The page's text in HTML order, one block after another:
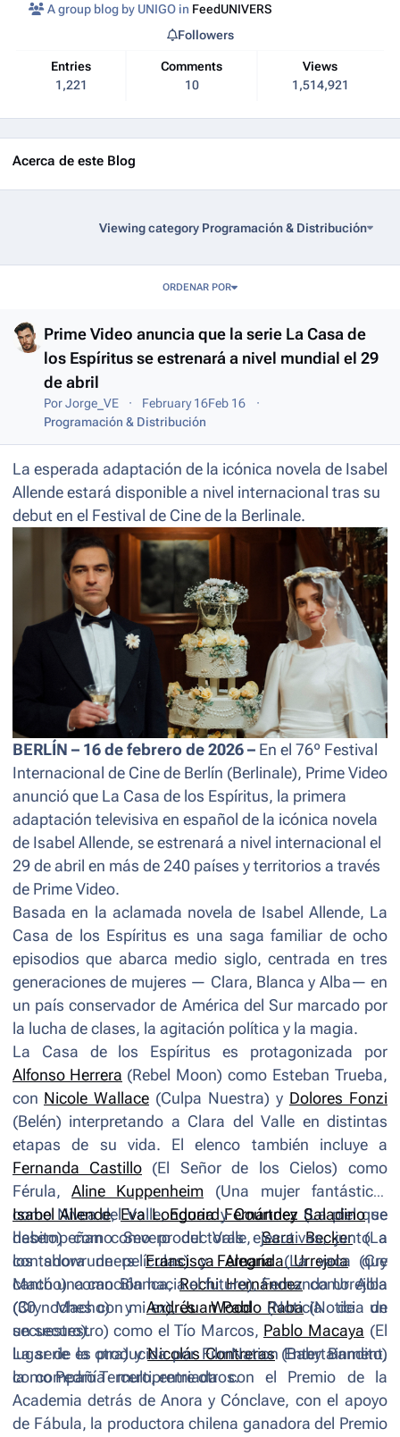
A group blog by UNIGO in FeedUNIVERS
Entries
1,221
Comments
10
Views
1,514,921
Followers
Acerca de este Blog
Viewing category Programación & Distribución
ORDENAR POR
Prime Video anuncia que la serie La Casa de
los Espíritus se estrenará a nivel mundial el 29
de abril
PorJorge_VE February 16Feb 16
Programación & Distribución
La esperada adaptación de la icónica novela de Isabel
Allende estará disponible a nivel internacional tras su
debut en el Festival de Cine de la Berlinale.
BERLÍN – 16 de febrero de 2026 – En el 76º Festival
Internacional de Cine de Berlín (Berlinale), Prime Video
anunció que La Casa de los Espíritus, la primera
adaptación televisiva en español de la icónica novela
de Isabel Allende, se estrenará a nivel internacional el
29 de abril en más de 240 países y territorios a través
de Prime Video.
Basada en la aclamada novela de Isabel Allende, La
Casa de los Espíritus es una saga familiar de ocho
episodios que abarca medio siglo, centrada en tres
generaciones de mujeres — Clara, Blanca y Alba— en
un país conservador de América del Sur marcado por
la lucha de clases, la agitación política y la magia.
La Casa de los Espíritus es protagonizada por
Alfonso Herrera (Rebel Moon) como Esteban Trueba,
con Nicole Wallace (Culpa Nuestra) y Dolores Fonzi
(Belén) interpretando a Clara del Valle en distintas
etapas de su vida. El elenco también incluye a
Fernanda Castillo (El Señor de los Cielos) como
Férula, Aline Kuppenheim (Una mujer fantástica)
como Nivea del Valle,Eduard Fernández (La piel que
habito) como Severo del Valle,Sara Becker(La
contadora de películas) y Fernanda Urrejola(Cry
Macho) como Blanca,Rochi Hernándezcomo Alba
(30 noches con mi ex),Juan Pablo Raba(Noticia de
un secuestro) como el Tío Marcos, Pablo Macaya (El
lugar de la otra) yNicolás Contreras(Baby Bandito)
como Pedro Tercero, entre otros.
Isabel Allende,Eva LongoriayCourtney Saladinose
desempeñan como productoras ejecutivas, junto a
los showrunnersFrancisca Alegría(La vaca que
cantó una canción hacia el futuro), Fernanda Urrejola
(Cry Macho) yAndrés Wood(Noticia de un
secuestro).
La serie es producida por FilmNation Entertainment,
la compañía multipremiada con el Premio de la
Academia detrás de Anora y Cónclave, con el apoyo
de Fábula, la productora chilena ganadora del Premio